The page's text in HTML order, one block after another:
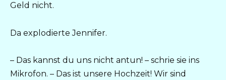
Geld nicht.
Da explodierte Jennifer.
– Das kannst du uns nicht antun! – schrie sie ins
Mikrofon. – Das ist unsere Hochzeit! Wir sind